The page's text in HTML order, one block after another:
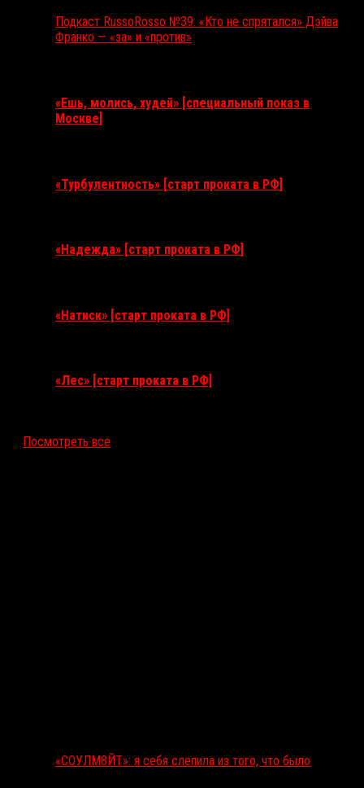
Подкаст RussoRosso №39: «Кто не спрятался» Дэйва
Франко — «за» и «против»
«Ешь, молись, худей» [специальный показ в
Москве]
«Турбулентность» [старт проката в РФ]
«Надежда» [старт проката в РФ]
«Натиск» [старт проката в РФ]
«Лес» [старт проката в РФ]
Посмотреть все
«СОУЛМ8ЙТ»: я себя слепила из того, что было